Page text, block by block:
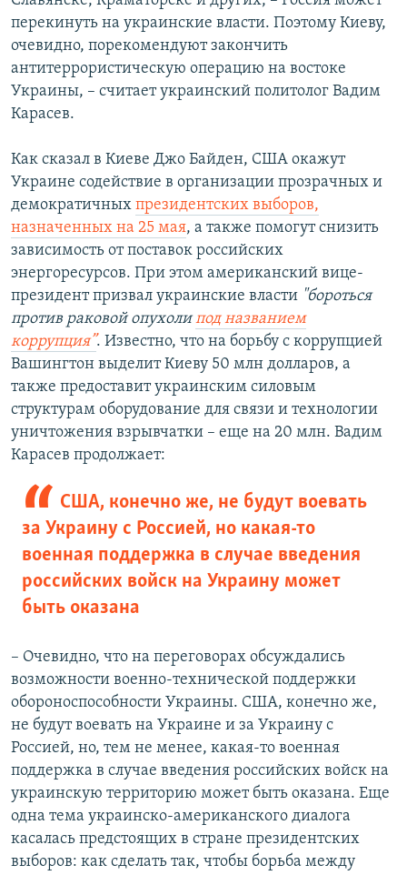
перекинуть на украинские власти. Поэтому Киеву,
очевидно, порекомендуют закончить
антитеррористическую операцию на востоке
Украины, – считает украинский политолог Вадим
Карасев.
Как сказал в Киеве Джо Байден, США окажут
Украине содействие в организации прозрачных и
демократичных президентских выборов,
назначенных на 25 мая, а также помогут снизить
зависимость от поставок российских
энергоресурсов. При этом американский вице-
президент призвал украинские власти "бороться
против раковой опухолипод названием
коррупция”. Известно, что на борьбу с коррупцией
Вашингтон выделит Киеву 50 млн долларов, а
также предоставит украинским силовым
структурам оборудование для связи и технологии
уничтожения взрывчатки – еще на 20 млн. Вадим
Карасев продолжает:
США, конечно же, не будут воевать
за Украину с Россией, но какая-то
военная поддержка в случае введения
российских войск на Украину может
быть оказана
– Очевидно, что на переговорах обсуждались
возможности военно-технической поддержки
обороноспособности Украины. США, конечно же,
не будут воевать на Украине и за Украину с
Россией, но, тем не менее, какая-то военная
поддержка в случае введения российских войск на
украинскую территорию может быть оказана. Еще
одна тема украинско-американского диалога
касалась предстоящих в стране президентских
выборов: как сделать так, чтобы борьба между